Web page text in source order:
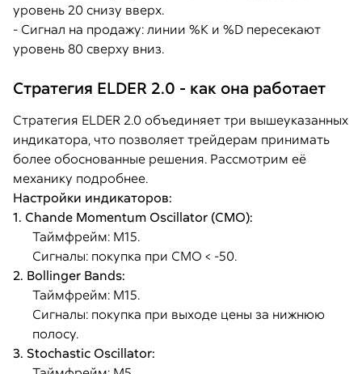
уровень 20 снизу вверх.
- Сигнал на продажу: линии %K и %D пересекают
уровень 80 сверху вниз.
Стратегия ELDER 2.0 - как она работает
Стратегия ELDER 2.0 объединяет три вышеуказанных
индикатора, что позволяет трейдерам принимать
более обоснованные решения. Рассмотрим её
механику подробнее.
Настройки индикаторов:
1. Chande Momentum Oscillator (CMO):
Таймфрейм: M15.
Сигналы: покупка при CMO < -50.
2. Bollinger Bands:
Таймфрейм: M15.
Сигналы: покупка при выходе цены за нижнюю
полосу.
3. Stochastic Oscillator: